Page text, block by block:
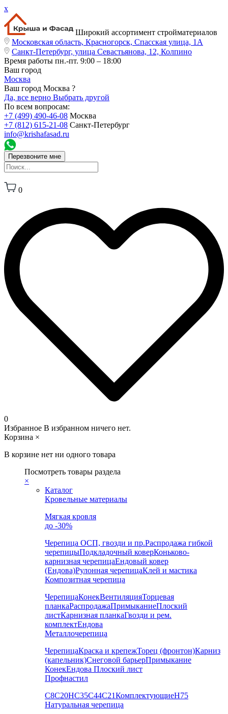
x
Широкий ассортимент стройматериалов
Московская область, Красногорск, Спасская улица, 1А
Санкт-Петербург, улица Севастьянова, 12, Колпино
Время работы пн.-пт. 9:00 – 18:00
Ваш город
Москва
Ваш город Москва ?
Да, все верно Выбрать другой
По всем вопросам:
+7 (499) 490-46-08 Москва
+7 (812) 615-21-08 Санкт-Петербург
info@krishafasad.ru
Перезвоните мне
0
0
Избранное В избранном ничего нет.
Корзина ×
В корзине нет ни одного товара
Посмотреть товары раздела
×
Каталог
Кровельные материалы
Мягкая кровля
до -30%
Черепица ОСП, гвозди и пр.Распродажа гибкой
черепицыПодкладочный коверКоньково-
карнизная черепицаЕндовый ковер
(Ендова)Рулонная черепицаКлей и мастика
Композитная черепица
ЧерепицаКонекВентиляцияТорцевая
планкаРаспродажаПримыканиеПлоский
листКарнизная планкаГвозди и рем.
комплектЕндова
Металлочерепица
ЧерепицаКраска и крепежТорец (фронтон)Карниз
(капельник)Снеговой барьерПримыкание
КонекЕндова Плоский лист
Профнастил
С8С20НС35С44С21КомплектующиеН75
Натуральная черепица